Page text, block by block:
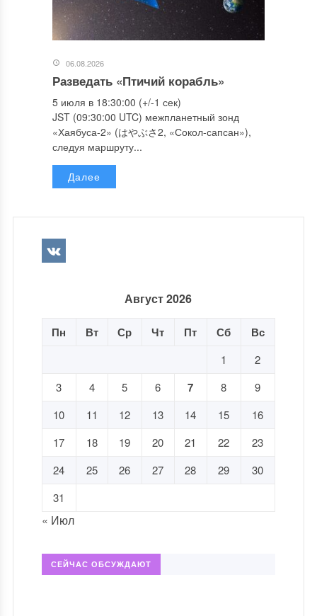
06.08.2026
Разведать «Птичий корабль»
5 июля в 18:30:00 (+/-1 сек)
JST (09:30:00 UTC) межпланетный зонд
«Хаябуса-2» (はやぶさ2, «Сокол-сапсан»),
следуя маршруту...
Далее
Август 2026
Пн Вт Ср Чт Пт Сб Вс
1
2
3
4 5 6 7 8
9
10
11 12 13 14 15
16
17
18 19 20 21 22
23
24
25 26 27 28 29
30
31
« Июл
СЕЙЧАС ОБСУЖДАЮТ